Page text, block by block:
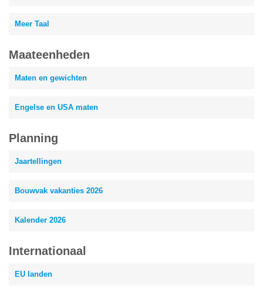
Meer Taal
Maateenheden
Maten en gewichten
Engelse en USA maten
Planning
Jaartellingen
Bouwvak vakanties 2026
Kalender 2026
Internationaal
EU landen